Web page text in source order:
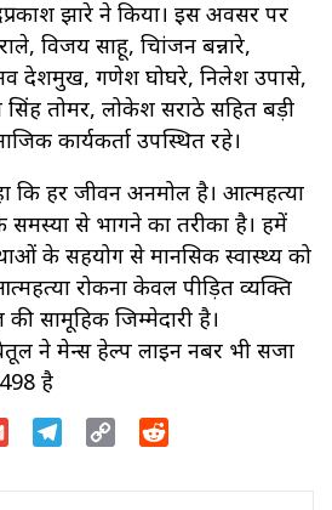
झारे ने किया। इस अवसर पर
विजय साहू, चित्रांजन बन्नारे,
देशमुख, गणेश घोघरे, निलेश उपासे,
तोमर, लोकेश सराठे सहित बड़ी
कार्यकर्ता उपस्थित रहे।
कि हर जीवन अनमोल है। आत्महत्या
समस्या से भागने का तरीका है। हमें
के सहयोग से मानसिक स्वास्थ्य को
रोकना केवल पीड़ित व्यक्ति
सामूहिक जिम्मेदारी है।
ने मेन्स हेल्प लाइन नबर भी सजा
है
Gmail Telegram
Copy